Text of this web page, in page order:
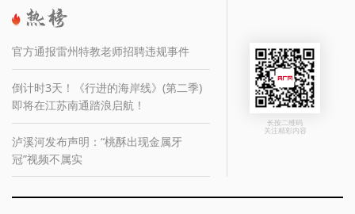
官方通报雷州特教老师招聘违规事件
倒计时3天！《行进的海岸线》(第二季)
即将在江苏南通踏浪启航！
泸溪河发布声明：“桃酥出现金属牙
冠”视频不属实
长按二维码
关注精彩内容